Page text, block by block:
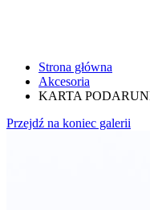
Strona główna
Akcesoria
KARTA
Przejdź na koniec galerii